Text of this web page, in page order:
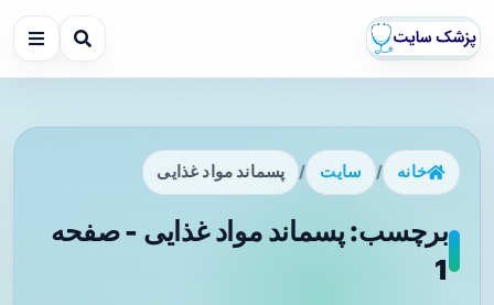
خانه / سایت / پسماند مواد غذایی
برچسب: پسماند مواد غذایی - صفحه
1